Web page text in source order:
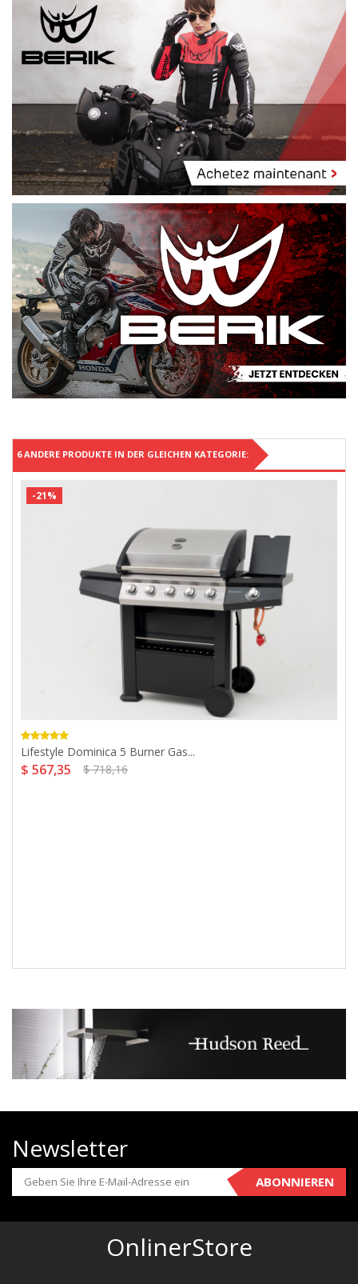
6 ANDERE PRODUKTE IN DER GLEICHEN KATEGORIE:
-21%
Lifestyle Dominica 5 Burner Gas...
$ 567,35 $ 718,16
Newsletter
ABONNIEREN
OnlinerStore